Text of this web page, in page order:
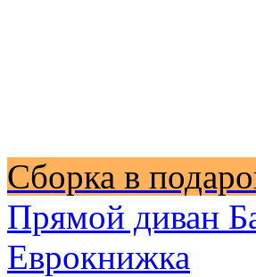
Сборка в
Прямой диван
Еврокнижка